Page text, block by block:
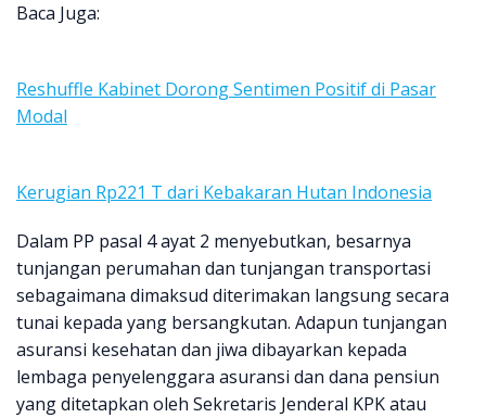
Baca Juga:
Reshuffle Kabinet Dorong Sentimen Positif di Pasar
Modal
Kerugian Rp221 T dari Kebakaran Hutan Indonesia
Dalam PP pasal 4 ayat 2 menyebutkan, besarnya
tunjangan perumahan dan tunjangan transportasi
sebagaimana dimaksud diterimakan langsung secara
tunai kepada yang bersangkutan. Adapun tunjangan
asuransi kesehatan dan jiwa dibayarkan kepada
lembaga penyelenggara asuransi dan dana pensiun
yang ditetapkan oleh Sekretaris Jenderal KPK atau